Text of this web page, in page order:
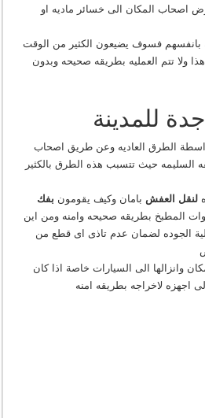
اصحاب المكان الى خسائر ماديه او
بانفسهم فسوف يضيعون الكثير من الوقت
ولا تتم العمليه بطريقه صحيحه وبدون
للمدينة
بواسطة الطرق العاديه وعن طريق اصحاب
السليمه حيث تتسبب هذه الطرق بالكثير
لنقل العفش بامان وكيف يقومون بفك
المطبخ بطريقه صحيحه وامنه ومن اين
الجوده لضمان عدم تاذى اى قطع من
وانزالها الى السيارات خاصة اذا كان
اجهزه لاخراجه بطريقه امنه